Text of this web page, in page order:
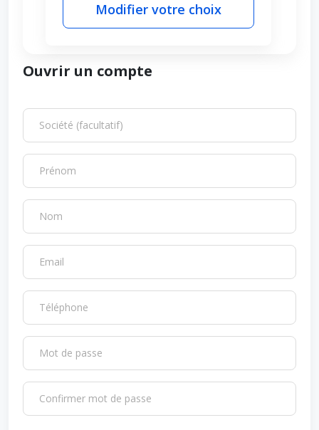
Modifier votre choix
Ouvrir un compte
Société (facultatif)
Prénom
Nom
Email
Téléphone
Mot de passe
Confirmer mot de passe